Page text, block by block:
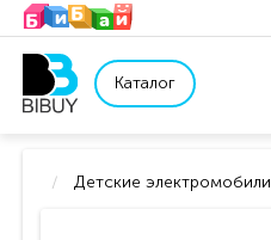
Каталог
Детские электромобили